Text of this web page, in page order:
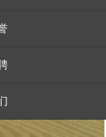
华美岩棉板在实现
中，许多新建建筑
保温系统的核心组
还能满足国家日益
筑节能标准要求。